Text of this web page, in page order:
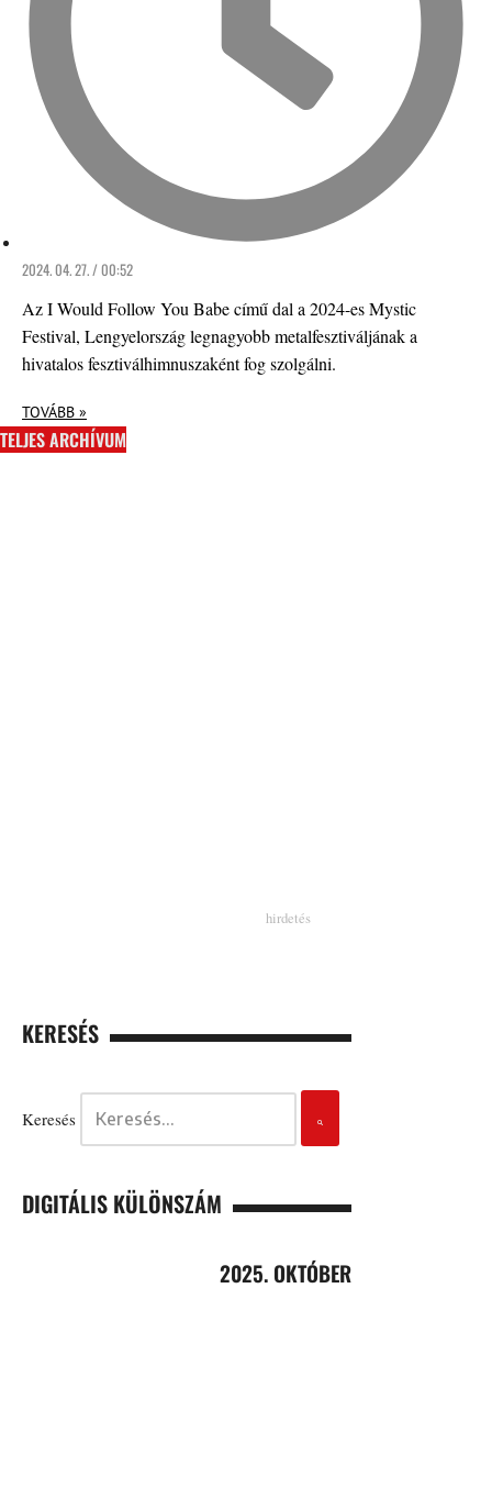
2024. 04. 27. / 00:52
Az I Would Follow You Babe című dal a 2024-es Mystic
Festival, Lengyelország legnagyobb metalfesztiváljának a
hivatalos fesztiválhimnuszaként fog szolgálni.
TOVÁBB »
TELJES ARCHÍVUM
KERESÉS
Keresés
DIGITÁLIS KÜLÖNSZÁM
2025. OKTÓBER